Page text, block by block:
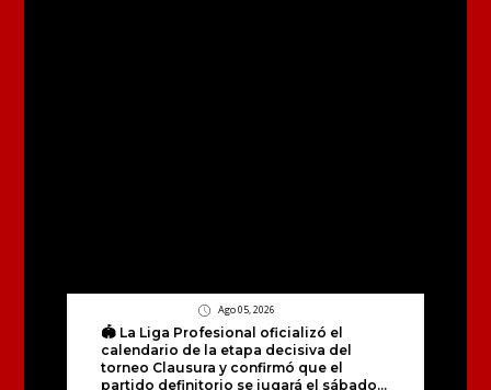
Ago 05, 2026
🏟️ La Liga Profesional oficializó el
calendario de la etapa decisiva del
torneo Clausura y confirmó que el
partido definitorio se jugará el sábado...